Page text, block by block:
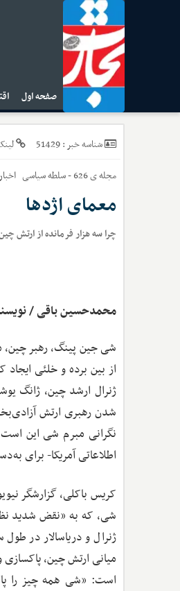
صفحه اول
شناسه خبر :51429
مجله ی 626 - سلطه سیاسی
معمای اژدها
چرا سه هزار فرمانده از ارتش
محمدحسین باقی /
شی جین پینگ، رهبر چین،
از بین برده و خلئی
ژنرال ارشد چین، ژانگ
شدن رهبری ارتش
اطلاعاتی آمریکا- برای
کریس باکلی، گزارشگر
شی، که به «نقض شدید
ژنرال و دریاسالار در
میانی ارتش چین،
است: «شی همه چیز را